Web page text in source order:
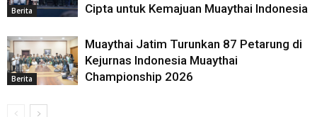
Berita
Cipta untuk Kemajuan Muaythai Indonesia
Berita
Muaythai Jatim Turunkan 87 Petarung di
Kejurnas Indonesia Muaythai
Championship 2026